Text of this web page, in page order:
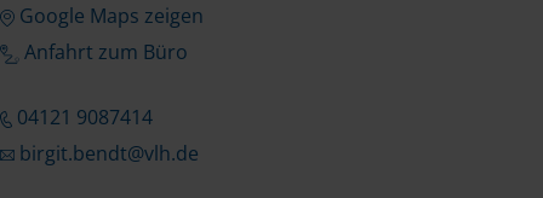
Google Maps zeigen
Anfahrt zum Büro
04121 9087414
birgit.bendt@vlh.de